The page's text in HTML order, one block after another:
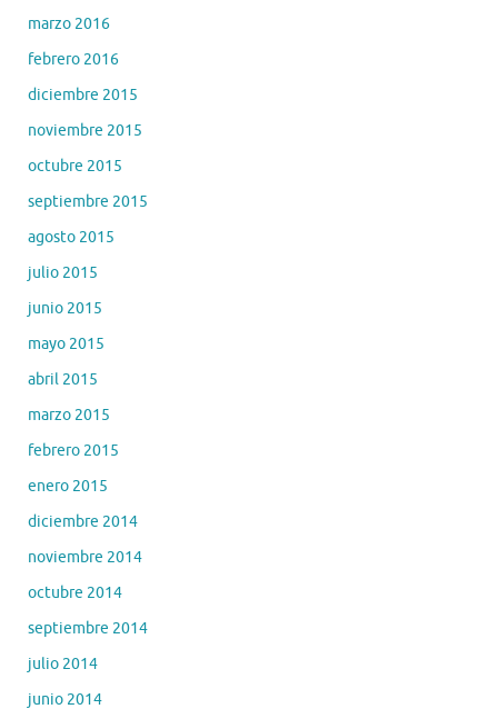
marzo 2016
febrero 2016
diciembre 2015
noviembre 2015
octubre 2015
septiembre 2015
agosto 2015
julio 2015
junio 2015
mayo 2015
abril 2015
marzo 2015
febrero 2015
enero 2015
diciembre 2014
noviembre 2014
octubre 2014
septiembre 2014
julio 2014
junio 2014